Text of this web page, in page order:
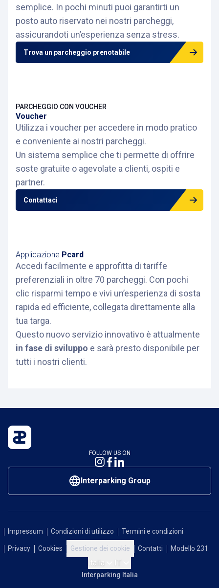
semplice. In pochi minuti puoi garantirti un
posto auto riservato nei nostri parcheggi,
assicurandoti un’esperienza senza stress.
Trova un parcheggio prenotabile
Voucher
PARCHEGGIO CON VOUCHER
Utilizza i voucher per accedere in modo pratico
e conveniente ai nostri parcheggi.
Un sistema semplice che ti permette di offrire
soste gratuite o agevolate a clienti, ospiti e
partner.
Contattaci
Applicazione Pcard
Accedi facilmente e approfitta di tariffe
preferenziali in oltre 70 parcheggi. Con pochi
clic risparmi tempo e vivi un’esperienza di sosta
rapida ed efficiente, collegata direttamente alla
tua targa.
Questo nuovo servizio innovativo è attualmente
in fase di sviluppo e sarà presto disponibile per
tutti i nostri clienti.
FOLLOW US ON
Interparking Group
Impressum Condizioni di utilizzo Termini e condizioni
Privacy Cookies Gestione dei cookie Contatti Modello 231
Italia IT
Interparking Italia